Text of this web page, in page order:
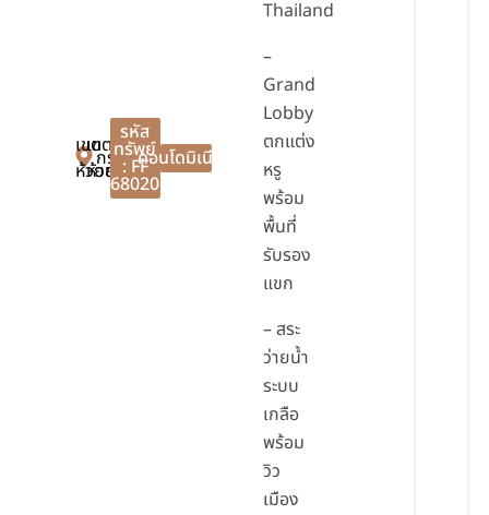
เขต
ห้วยขวาง
เขต
ห้วยขวาง
กรุงเทพมหานคร
รหัส
ทรัพย์
: FF
68020
คอนโดมิเนียม
Thailand
–
Grand
Lobby
ตกแต่ง
หรู
พร้อม
พื้นที่
รับรอง
แขก
– สระ
ว่ายน้ำ
ระบบ
เกลือ
พร้อม
วิว
เมือง